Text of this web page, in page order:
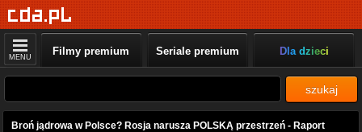
MENU Filmy premium Seriale premium Dla dzieci
szukaj
Broń jądrowa w Polsce? Rosja narusza POLSKĄ przestrzeń - Raport